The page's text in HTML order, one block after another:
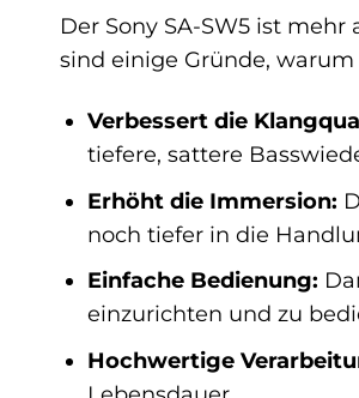
Der Sony SA-SW5 ist
sind einige Gründe,
Verbessert die
tiefere, sattere
Erhöht die Immersion:
noch tiefer in die
Einfache Bedienung:
einzurichten und zu
Hochwertige